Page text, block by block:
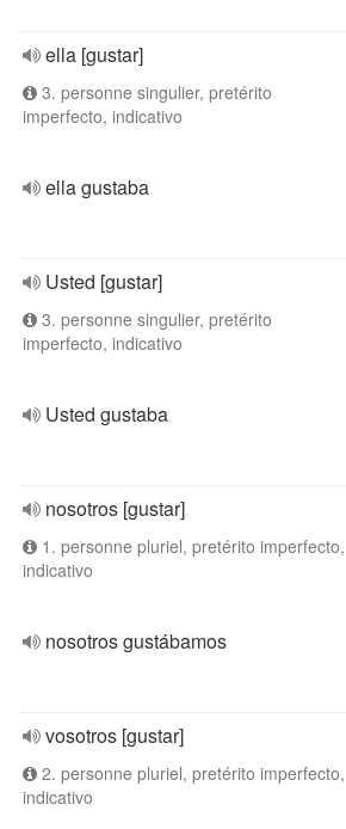
ella [gustar]
3. personne singulier, pretérito
imperfecto, indicativo
ella gustaba
Usted [gustar]
3. personne singulier, pretérito
imperfecto, indicativo
Usted gustaba
nosotros [gustar]
1. personne pluriel, pretérito imperfecto,
indicativo
nosotros gustábamos
vosotros [gustar]
2. personne pluriel, pretérito imperfecto,
indicativo